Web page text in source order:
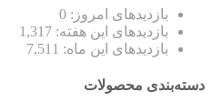
بازدیدهای امروز: 0
بازدیدهای این هفته: 1,317
بازدیدهای این ماه: 7,511
دسته‌بندی محصولات